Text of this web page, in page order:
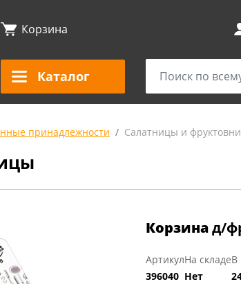
Корзина
Каталог
принадлежности Салатницы и
Корзинад/
Артикул
396040
На складе
Нет
В